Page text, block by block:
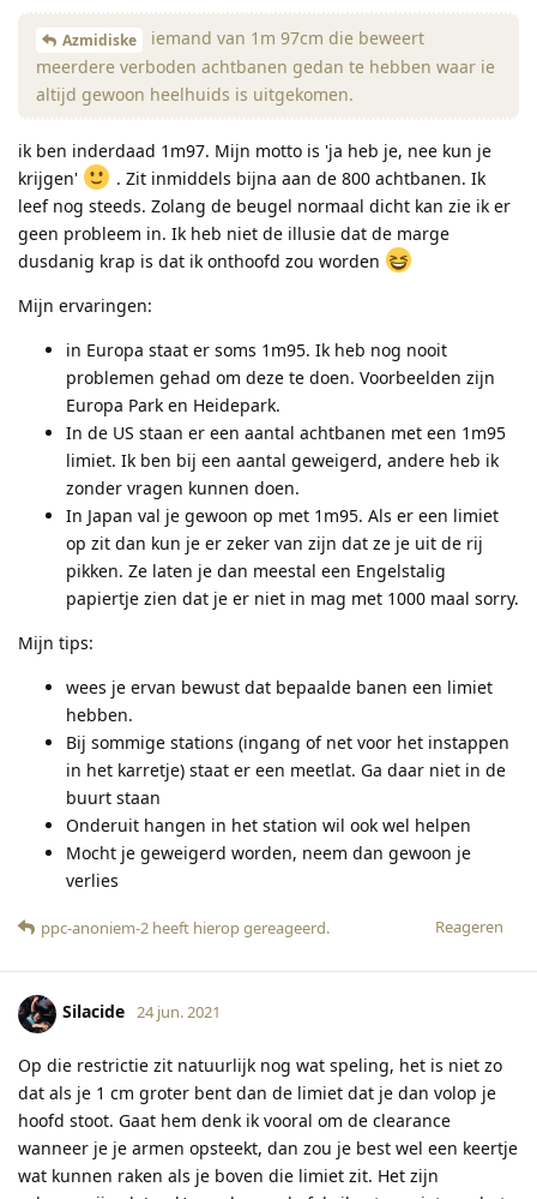
Azmidiske
iemand van 1m 97cm die beweert
meerdere verboden achtbanen gedan te hebben waar ie
altijd gewoon heelhuids is uitgekomen.
ik ben inderdaad 1m97. Mijn motto is 'ja heb je, nee kun je
krijgen'
. Zit inmiddels bijna aan de 800 achtbanen. Ik
leef nog steeds. Zolang de beugel normaal dicht kan zie ik er
geen probleem in. Ik heb niet de illusie dat de marge
dusdanig krap is dat ik onthoofd zou worden
Mijn ervaringen:
in Europa staat er soms 1m95. Ik heb nog nooit
problemen gehad om deze te doen. Voorbeelden zijn
Europa Park en Heidepark.
In de US staan er een aantal achtbanen met een 1m95
limiet. Ik ben bij een aantal geweigerd, andere heb ik
zonder vragen kunnen doen.
In Japan val je gewoon op met 1m95. Als er een limiet
op zit dan kun je er zeker van zijn dat ze je uit de rij
pikken. Ze laten je dan meestal een Engelstalig
papiertje zien dat je er niet in mag met 1000 maal sorry.
Mijn tips:
wees je ervan bewust dat bepaalde banen een limiet
hebben.
Bij sommige stations (ingang of net voor het instappen
in het karretje) staat er een meetlat. Ga daar niet in de
buurt staan
Onderuit hangen in het station wil ook wel helpen
Mocht je geweigerd worden, neem dan gewoon je
verlies
Reageren
ppc-anoniem-2 heeft hierop gereageerd.
Silacide 24 jun. 2021
Op die restrictie zit natuurlijk nog wat speling, het is niet zo
dat als je 1 cm groter bent dan de limiet dat je dan volop je
hoofd stoot. Gaat hem denk ik vooral om de clearance
wanneer je je armen opsteekt, dan zou je best wel een keertje
wat kunnen raken als je boven die limiet zit. Het zijn